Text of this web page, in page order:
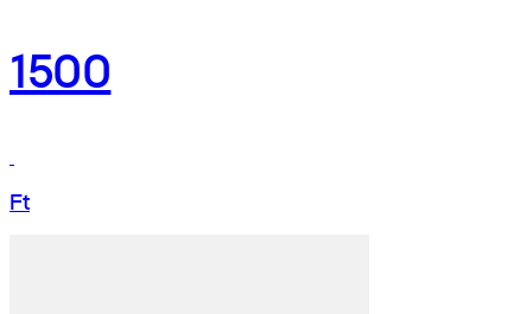
1500
Ft